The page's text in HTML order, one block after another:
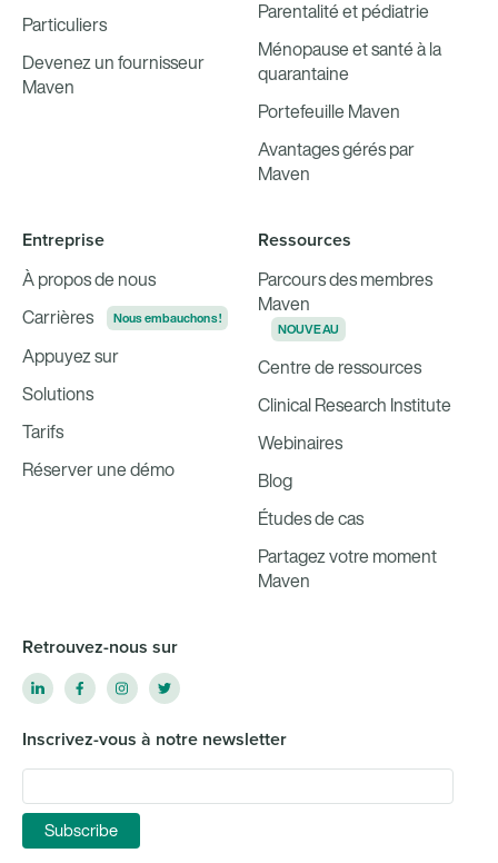
Particuliers
Devenez un fournisseur
Maven
Parentalité et pédiatrie
Ménopause et santé à la
quarantaine
Portefeuille Maven
Avantages gérés par
Maven
Entreprise
À propos de nous
Carrières
Nous embauchons !
Appuyez sur
Solutions
Tarifs
Réserver une démo
Ressources
Parcours des membres
Maven
NOUVEAU
Centre de ressources
Clinical Research Institute
Webinaires
Blog
Études de cas
Partagez votre moment
Maven
Retrouvez-nous sur
Inscrivez-vous à notre newsletter